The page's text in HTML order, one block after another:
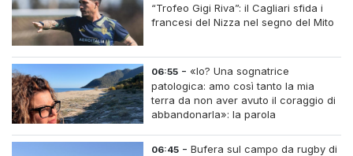
“Trofeo Gigi Riva”: il Cagliari sfida i
francesi del Nizza nel segno del Mito
06:55 - «Io? Una sognatrice
patologica: amo così tanto la mia
terra da non aver avuto il coraggio di
abbandonarla»: la parola
06:45 -Bufera sul campo da rugby di